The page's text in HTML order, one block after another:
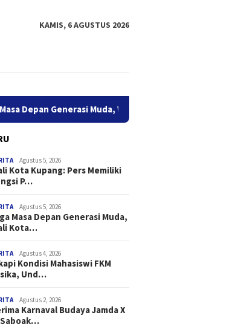
KAMIS, 6 AGUSTUS 2026
Wali Kota Kupang Buka Roadshow TP PKK 2026 di
Agustus 5, 2026
Kota Kupang: Pers Memiliki
P…
Agustus 5, 2026
Masa Depan Generasi Muda,
Kota…
Agustus 4, 2026
Kondisi Mahasiswi FKM
Und…
Agustus 2, 2026
Karnaval Budaya Jamda X